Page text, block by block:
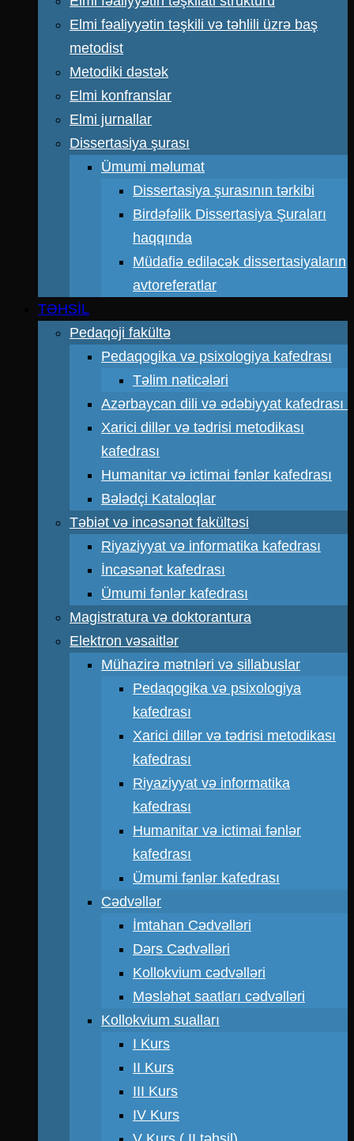
Elmi fəaliyyətin təşkili və təhlili üzrə baş
metodist
Metodiki dəstək
Elmi konfranslar
Elmi jurnallar
Dissertasiya şurası
Ümumi məlumat
Dissertasiya şurasının tərkibi
Birdəfəlik Dissertasiya Şuraları
haqqında
Müdafiə ediləcək dissertasiyaların
avtoreferatlar
TƏHSİL
Pedaqoji fakültə
Pedaqogika və psixologiya kafedrası
Təlim nəticələri
Azərbaycan dili və ədəbiyyat kafedrası
Xarici dillər və tədrisi metodikası
kafedrası
Humanitar və ictimai fənlər kafedrası
Bələdçi Kataloqlar
Təbiət və incəsənət fakültəsi
Riyaziyyat və informatika kafedrası
İncəsənət kafedrası
Ümumi fənlər kafedrası
Magistratura və doktorantura
Elektron vəsaitlər
Mühazirə mətnləri və sillabuslar
Pedaqogika və psixologiya
kafedrası
Xarici dillər və tədrisi metodikası
kafedrası
Riyaziyyat və informatika
kafedrası
Humanitar və ictimai fənlər
kafedrası
Ümumi fənlər kafedrası
Cədvəllər
İmtahan Cədvəlləri
Dərs Cədvəlləri
Kollokvium cədvəlləri
Məsləhət saatları cədvəlləri
Kollokvium sualları
I Kurs
II Kurs
III Kurs
IV Kurs